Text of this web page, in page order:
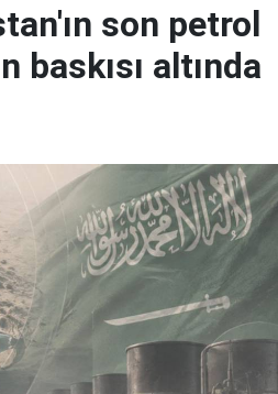
son petrol
baskısı altında